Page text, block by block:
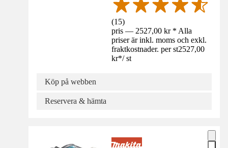
(15)
pris — 2527,00 kr * Alla
priser är inkl. moms och exkl.
fraktkostnader. per st2527,00
kr*/ st
Köp på webben
Reservera & hämta